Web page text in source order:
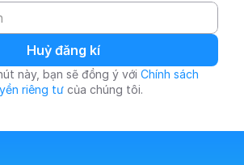
Huỷ đăng kí
này, bạn sẽ đồng ý với Chính sách
riêng tư của chúng tôi.